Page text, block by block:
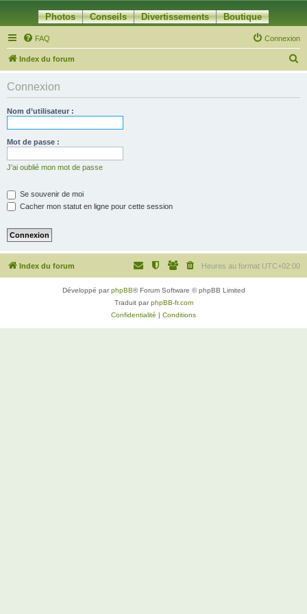
Photos Conseils Divertissements Boutique
FAQ Connexion
Index du forum
Connexion
Nom d’utilisateur :
Mot de passe :
J’ai oublié mon mot de passe
Se souvenir de moi
Cacher mon statut en ligne pour cette session
Index du forum Heures au format UTC+02:00
Développé parphpBB® Forum Software © phpBB Limited
Traduit parphpBB-fr.com
Confidentialité | Conditions